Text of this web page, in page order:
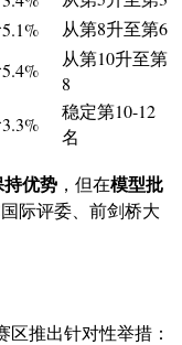
从第8升至第6
从第10升至第
8
稳定第10-12
名
优势 ，但在模型批
际评委、前剑桥大
区推出针对性举措：